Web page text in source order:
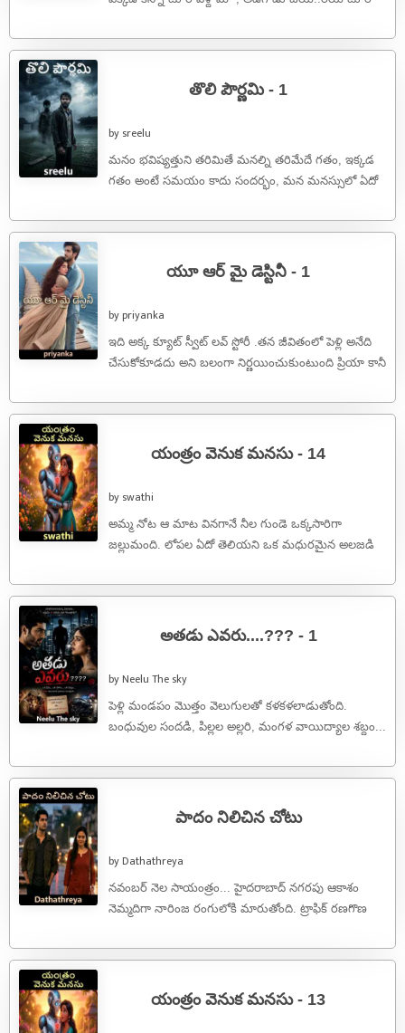
తొలి పౌర్ణమి - 1
by sreelu
మనం భవిష్యత్తుని తరిమితే మనల్ని తరిమేదే గతం, ఇక్కడ
గతం అంటే సమయం కాదు సందర్భం, మన మనస్సులో ఏదో
యూ ఆర్ మై డెస్టినీ - 1
by priyanka
ఇది అక్క క్యూట్ స్వీట్ లవ్ స్టోరీ .తన జీవితంలో పెళ్లి అనేది
చేసుకోకూడదు అని బలంగా నిర్ణయించుకుంటుంది ప్రియా కానీ
యంత్రం వెనుక మనసు - 14
by swathi
అమ్మ నోట ఆ మాట వినగానే నీల గుండె ఒక్కసారిగా
జల్లుమంది. లోపల ఏదో తెలియని ఒక మధురమైన అలజడి
అతడు ఎవరు....??? - 1
by Neelu The sky
పెళ్లి మండపం మొత్తం వెలుగులతో కళకళలాడుతోంది.
బంధువుల సందడి, పిల్లల అల్లరి, మంగళ వాయిద్యాల శబ్దం...
పాదం నిలిచిన చోటు
by Dathathreya
నవంబర్ నెల సాయంత్రం... హైదరాబాద్ నగరపు ఆకాశం
నెమ్మదిగా నారింజ రంగులోకి మారుతోంది. ట్రాఫిక్ రణగొణ
యంత్రం వెనుక మనసు - 13